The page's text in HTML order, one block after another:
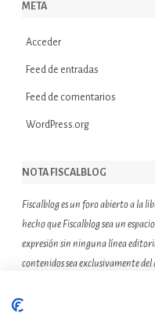
META
Acceder
Feed de entradas
Feed de comentarios
WordPress.org
NOTA FISCALBLOG
Fiscalblog es un foro abierto a la
hecho que Fiscalblog sea un
expresión sin ninguna línea
contenidos sea exclusivamente
ello suponga que el resto de
compartan las reflexiones u